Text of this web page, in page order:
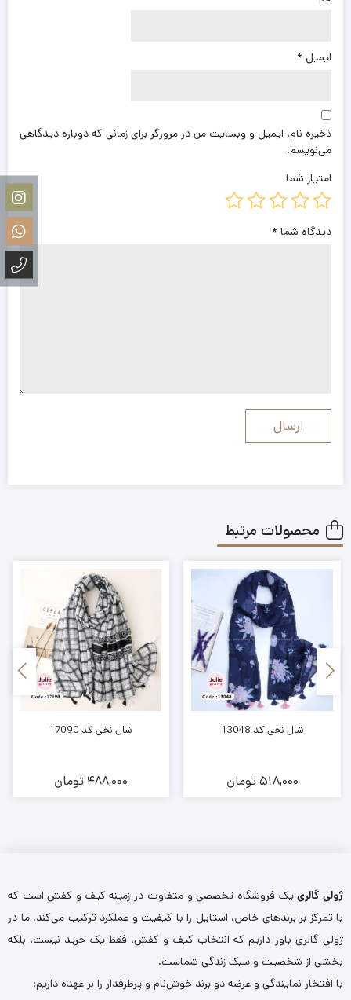
ایمیل *
ذخیره نام، ایمیل و وبسایت من در مرورگر برای زمانی که دوباره دیدگاهی
می‌نویسم.
امتیاز شما
دیدگاه شما *
محصولات مرتبط
شال نخی کد 13048
518,000تومان
شال نخی کد 17090
488,000 تومان
ژولی گالرییک فروشگاه تخصصی و متفاوت در زمینه کیف و کفش است که
با تمرکز بر برندهای خاص، استایل را با کیفیت و عملکرد ترکیب می‌کند. ما در
ژولی گالری باور داریم که انتخاب کیف و کفش، فقط یک خرید نیست، بلکه
بخشی از شخصیت و سبک زندگی شماست.
با افتخار نمایندگی و عرضه دو برند خوش‌نام و پرطرفدار را بر عهده داریم: